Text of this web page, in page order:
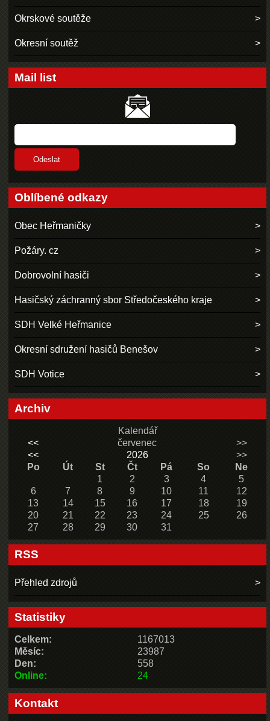
Okrskové soutěže
Okresní soutěž
Mail list
Oblíbené odkazy
Obec Heřmaničky
Požáry. cz
Dobrovolní hasiči
Hasičský záchranný sbor Středočeského kraje
SDH Velké Heřmanice
Okresní sdružení hasičů Benešov
SDH Votice
Archiv
Kalendář
<<
červenec
>>
<<
2026
>>
Po
Út St Čt Pá So
Ne
1
2 3 4
5
6
7 8 9 10 11
12
13
14 15 16 17 18
19
20
21 22 23 24 25
26
27
28 29 30 31
RSS
Přehled zdrojů
Statistiky
Online: 24
Celkem:
1167013
Měsíc:
23987
Den:
558
Kontakt